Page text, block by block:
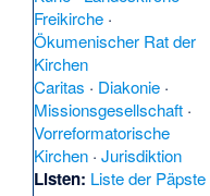
Freikirche ·
Ökumenischer Rat der
Kirchen
Caritas · Diakonie ·
Missionsgesellschaft ·
Vorreformatorische
Kirchen ·Jurisdiktion
Listen: Liste der Päpste